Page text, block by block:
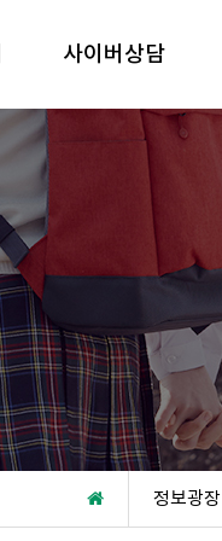
사이버상담
정보광장